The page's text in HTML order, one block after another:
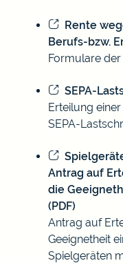
Rente
Berufs-bzw.
Formulare
SEPA-
Erteilung
SEPA-
Antrag auf
die
(PDF)
Antrag auf
Geeignetheit
Spielgeräten